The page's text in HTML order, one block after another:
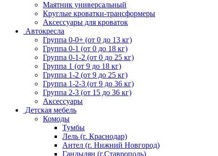
Маятник универсальный
Круглые кроватки-трансформеры
Аксессуары для кроваток
Автокресла
Группа 0-0+ (от 0 до 13 кг)
Группа 0-1 (от 0 до 18 кг)
Группа 0-1-2 (от 0 до 25 кг)
Группа 1 (от 9 до 18 кг)
Группа 1-2 (от 9 до 25 кг)
Группа 1-2-3 (от 9 до 36 кг)
Группа 2-3 (от 15 до 36 кг)
Аксессуары
Детская мебель
Комоды
Тумбы
Лель (г. Краснодар)
Антел (г. Нижний Новгород)
Гандылян (г.Ставрополь)